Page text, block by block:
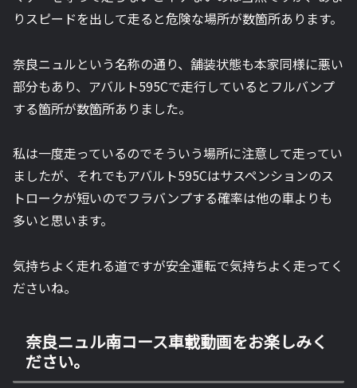
りスピードを出して走ると危険な場所が数箇所あります。
奈良ニュルという名称の通り、舗装状態も本家同様に悪い
部分もあり、アバルト595Cで走行しているとフルバンプ
する箇所が数箇所ありました。
私は一度走っているのでそういう場所に注意して走ってい
ましたが、それでもアバルト595Cはサスペンションのス
トロークが短いのでフラバンプする確率は他の車よりも
多いと思います。
気持ちよく走れる道ですが安全運転で気持ちよく走ってく
ださいね。
奈良ニュル南コース車載動画をお楽しみく
ださい。